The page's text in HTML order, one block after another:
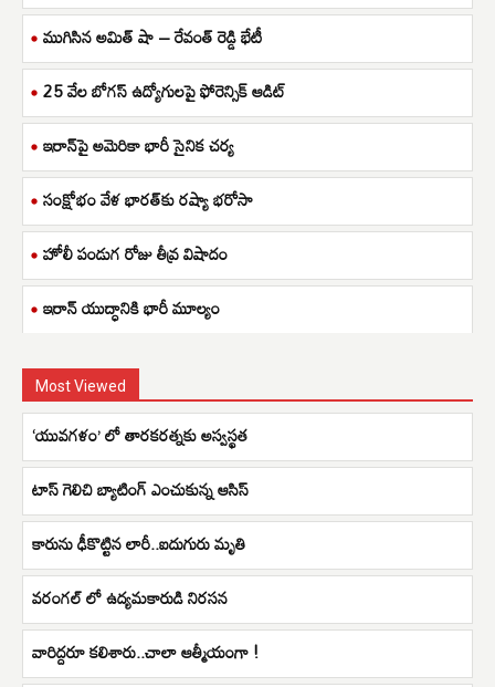
ముగిసిన అమిత్ షా – రేవంత్ రెడ్డి భేటీ
25 వేల బోగస్ ఉద్యోగులపై ఫోరెన్సిక్ ఆడిట్
ఇరాన్‌పై అమెరికా భారీ సైనిక చర్య
సంక్షోభం వేళ భారత్‌కు రష్యా భరోసా
హోలీ పండుగ రోజు తీవ్ర విషాదం
ఇరాన్ యుద్ధానికి భారీ మూల్యం
Most Viewed
‘యువగళం’ లో తారకరత్నకు అస్వస్థత
టాస్ గెలిచి బ్యాటింగ్ ఎంచుకున్న ఆసిస్
కారును ఢీకొట్టిన లారీ..ఐదుగురు మృతి
వరంగల్ లో ఉద్యమకారుడి నిరసన
వారిద్దరూ కలిశారు..చాలా ఆత్మీయంగా !